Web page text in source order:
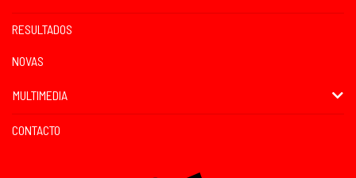
RESULTADOS
NOVAS
MULTIMEDIA
CONTACTO